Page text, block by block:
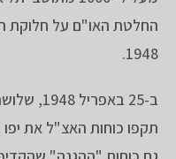
1948.
ב-25